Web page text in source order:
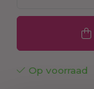
Op voorraad